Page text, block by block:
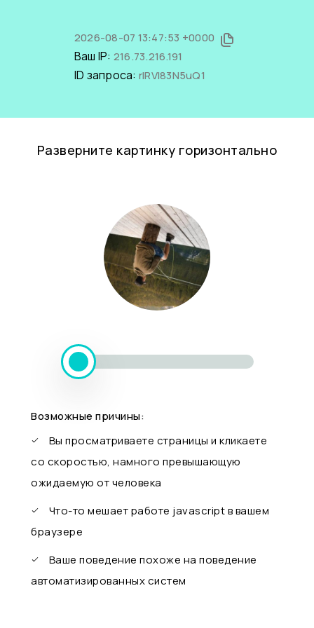
2026-08-07 13:47:53 +0000
Ваш IP: 216.73.216.191
ID запроса: rlRVl83N5uQ1
Разверните картинку горизонтально
Возможные причины:
Вы просматриваете страницы и кликаете
со скоростью, намного превышающую
ожидаемую от человека
Что-то мешает работе javascript в вашем
браузере
Ваше поведение похоже на поведение
автоматизированных систем